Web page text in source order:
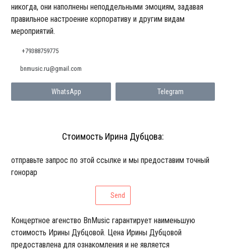
никогда, они наполнены неподдельными эмоциям, задавая
правильное настроение корпоративу и другим видам
мероприятий.
+79388759775
WhatsApp Telegram
bnmusic.ru@gmail.com
Стоимость Ирина Дубцова:
отправьте запрос по этой ссылке и мы предоставим точный
гонорар
Send
Концертное агенство BnMusic гарантирует наименьшую
стоимость Ирины Дубцовой. Цена Ирины Дубцовой
предоставлена для ознакомления и не является